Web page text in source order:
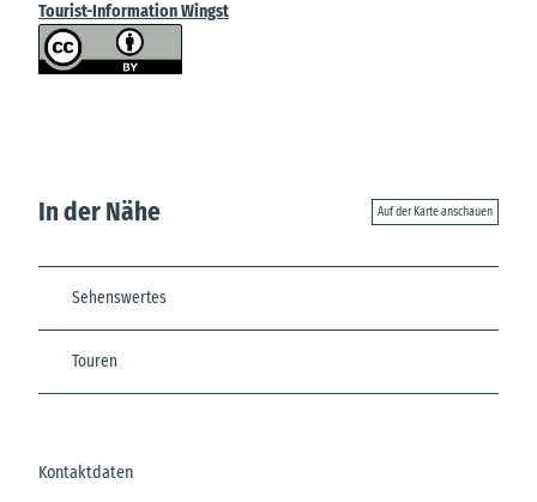
Tourist-Information Wingst
In der Nähe Auf der Karte anschauen
Sehenswertes
Touren
Kontaktdaten